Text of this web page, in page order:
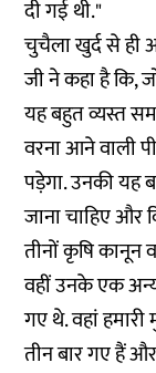
दी गई थी."
चुचैला खुर्द से
जी ने कहा है कि,
यह बहुत व्यस्त
वरना आने वाली
पड़ेगा. उनकी यह
जाना चाहिए
तीनों कृषि कानून
वहीं उनके एक
गए थे. वहां
तीन बार गए हैं